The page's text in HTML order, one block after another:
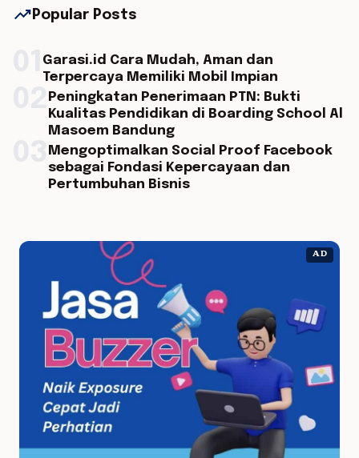
trending_up Popular Posts
Garasi.id Cara Mudah, Aman dan
Terpercaya Memiliki Mobil Impian
Peningkatan Penerimaan PTN: Bukti
Kualitas Pendidikan di Boarding School Al
Masoem Bandung
Mengoptimalkan Social Proof Facebook
sebagai Fondasi Kepercayaan dan
Pertumbuhan Bisnis
AD